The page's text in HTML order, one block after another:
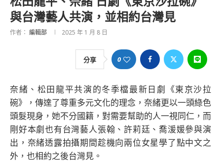
與台灣藝人共演，並相約台灣見
作者： 編輯部 2025 年 1 月 8 日
分享 0
奈緒、松田龍平共演的冬季檔最新日劇《東京沙拉
碗》，傳達了尊重多元文化的理念，奈緒更以一頭綠色
頭髮現身，她不分國籍，對需要幫助的人一視同仁，而
剛好本劇也有台灣藝人張翰、許莉廷、喬湲媛參與演
出，奈緒透露拍攝期間趁機向兩位女星學了點中文之
外，也相約之後台灣見。